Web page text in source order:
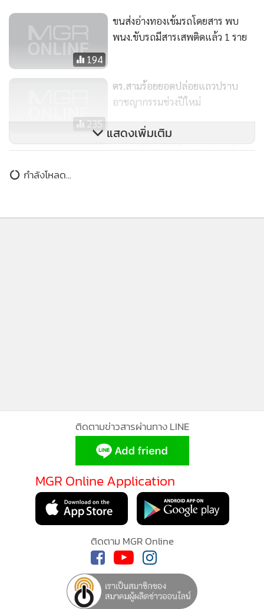
ตร.สามร้อยยอดปล่อยแถวปราบ
572
เพชรบุรีประเดิมวันแรก 2 ศพ รับ 7
แสดงเพิ่มเติม
กำลังโหลด...
ติดตามข่าวสารผ่านทาง LINE
MGR Online Application
ติดตาม MGR Online